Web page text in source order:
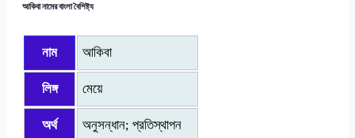
আকিবা নামের বাংলা বৈশিষ্ট্য
নাম আকিবা
লিঙ্গ মেয়ে
অর্থ
অনুসন্ধান; প্রতিস্থাপন